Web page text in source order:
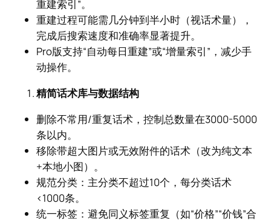
重建索引”。
重建过程可能需几分钟到半小时（视话术量），
完成后搜索速度和准确率显著提升。
Pro版支持“自动每日重建”或“增量索引”，减少手
动操作。
精简话术库与数据结构
删除不常用/重复话术，控制总数量在3000-5000
条以内。
移除带超大图片或无效附件的话术（改为纯文本
+本地小图）。
规范分类：主分类不超过10个，每分类话术
<1000条。
统一标签：避免同义标签重复（如“价格”“价钱”合